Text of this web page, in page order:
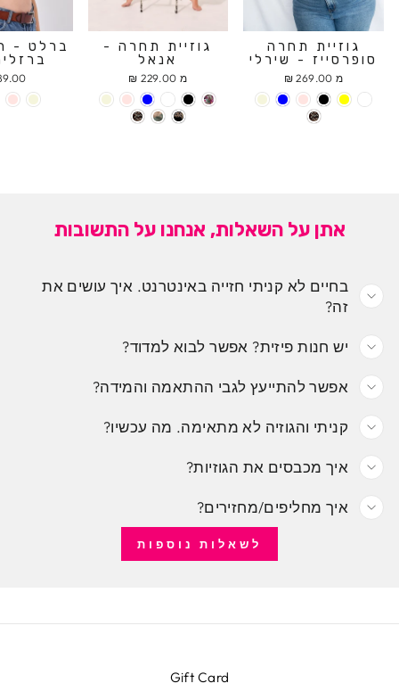
גוזיית תחרה
סופרסייז - שירלי
מ 269.00 ₪
גוזיית תחרה -
אנאל
מ 229.00 ₪
ברלט -
₪
אתן על השאלות, אנחנו על התשובות
בחיים לא קניתי חזייה באינטרנט. איך עושים את
זה?
יש חנות פיזית? אפשר לבוא למדוד?
אפשר להתייעץ לגבי ההתאמה והמידה?
קניתי והגוזיה לא מתאימה. מה עכשיו?
איך מכבסים את הגוזיות?
איך מחליפים/מחזירים?
לשאלות נוספות
Gift Card